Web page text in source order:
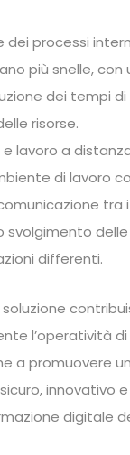
dei processi
più snelle, con
dei tempi
risorse.
lavoro a
di lavoro
tra
svolgimento
differenti.
l’operatività di
a promuovere
innovativo
digitale